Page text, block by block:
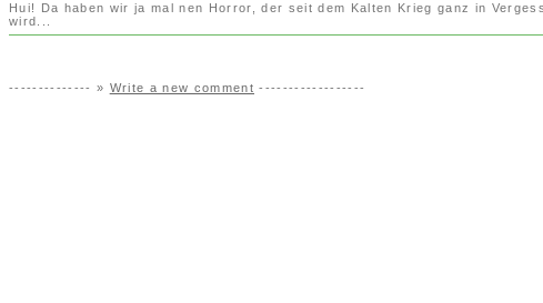
Hui! Da haben wir ja mal nen Horror, der seit dem Kalten Krieg ganz in
wird...
-------------- » Write a new comment ------------------